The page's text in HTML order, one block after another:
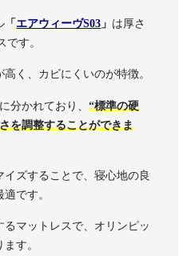
「 エアウィーヴS03 」 は厚さ
です。
く、カビにくいのが特徴。
分かれており、“標準の硬
を調整することができま
イズすることで、寝心地の良
です。
マットレスで、オリンピッ
す。